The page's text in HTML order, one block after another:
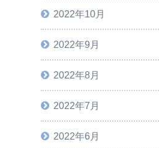
2022年10月
2022年9月
2022年8月
2022年7月
2022年6月